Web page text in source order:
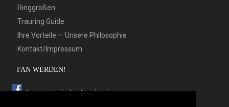
Ringgrößen
Trauring Guide
Ihre Vorteile — Unsere Philosophie
Kontakt/Impressum
FAN WERDEN!
Trauringstudio bei Facebook